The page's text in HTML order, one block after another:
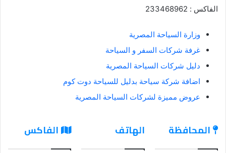
الفاكس : 233468962
وزارة السياحة المصرية
غرفة شركات السفر و السياحة
دليل شركات السياحة المصرية
اضافة شركة سياحة بدليل للسياحة دوت كوم
عروض مميزة لشركات السياحة المصرية
المحافظة الهاتف الفاكس